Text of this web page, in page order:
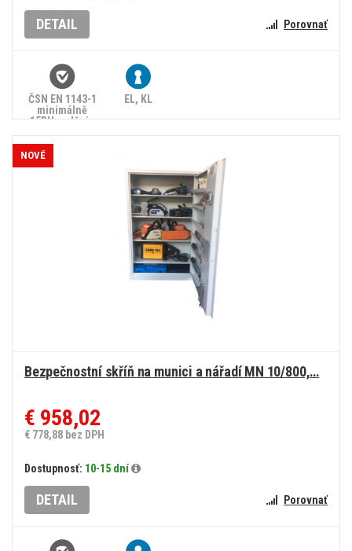
DETAIL Porovnať
ČSN EN 1143-1
minimálně
15RU, splňuje
90/2024 Sb.
EL, KL
Bezpečnostní skříň na munici a nářadí MN 10/800,…
€ 958,02
€ 778,88 bez DPH
Dostupnosť: 10-15 dní
DETAIL Porovnať
NOVÉ